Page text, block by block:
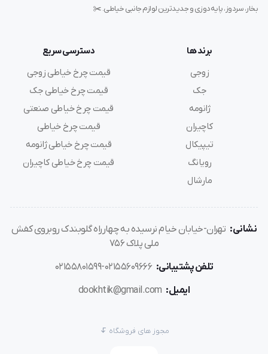
بخار، سردوز، پایه‌دوزی و جدیدترین لوازم جانبی خیاطی. ✂️
برند ها
زوجی
جک
ژانومه
کاچیران
تیپیکال
رویانگ
مارشال
دسترسی سریع
قیمت چرخ خیاطی زوجی
قیمت چرخ خیاطی جک
قیمت چرخ خیاطی صنعتی
قیمت چرخ خیاطی
قیمت چرخ خیاطی ژانومه
قیمت چرخ خیاطی کاچیران
نشانی: تهران-خیابان خیام نرسیده به چهارراه گلوبندک روبروی کفش
ملی پلاک 756
تلفن پشتیبانی: 02155609666-02155801599
ایمیل: dookhtik@gmail.com
مجوز های فروشگاه